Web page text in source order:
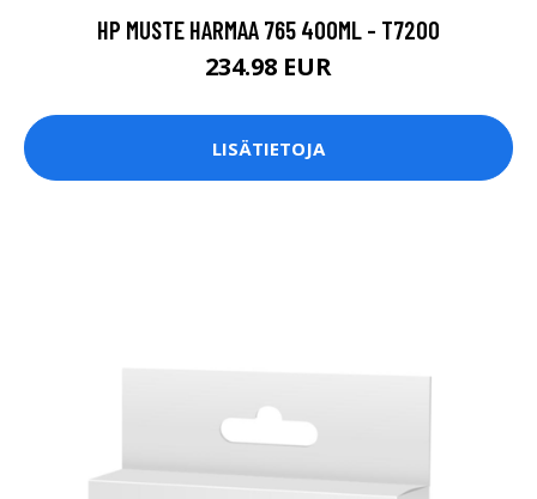
HP MUSTE HARMAA 765 400ML - T7200
234.98 EUR
LISÄTIETOJA